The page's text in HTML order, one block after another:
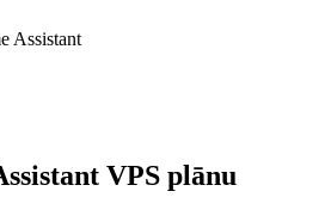
VPS plānu